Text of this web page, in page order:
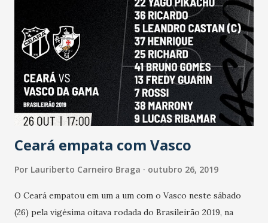
foz do Jaguaribe - a três quilômetros da costa - até Macau
(RN). Não foram detectados sinais de mancha de óleo
durante os monitoramentos.
Ceará empata com Vasco
Por Lauriberto Carneiro Braga outubro 26, 2019
O Ceará empatou em um a um com o Vasco neste sábado
(26) pela vigésima oitava rodada do Brasileirão 2019, na